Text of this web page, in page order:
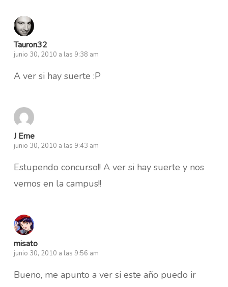
Tauron32
junio 30, 2010 a las 9:38 am
A ver si hay suerte :P
J Eme
junio 30, 2010 a las 9:43 am
Estupendo concurso!! A ver si hay suerte y nos
vemos en la campus!!
misato
junio 30, 2010 a las 9:56 am
Bueno, me apunto a ver si este año puedo ir